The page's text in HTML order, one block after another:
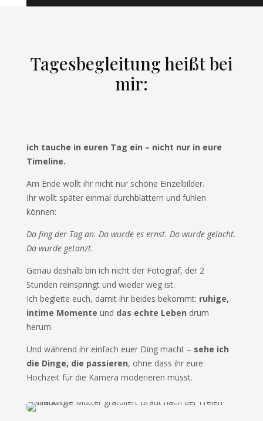
Tagesbegleitung heißt bei
mir:
ich tauche in euren Tag ein – nicht nur in eure
Timeline.
Am Ende wollt ihr nicht nur schöne Einzelbilder.
Ihr wollt später einmal durchblättern und fühlen
können:
Da fing der Tag an. Da wurde es ernst. Da wurde gelacht.
Da wurde getanzt.
Genau deshalb bin ich nicht der Fotograf, der 2
Stunden reinspringt und wieder weg ist.
Ich begleite euch, damit ihr beides bekommt: ruhige,
intime Momente und das echte Leben drum
herum.
Und während ihr einfach euer Ding macht – sehe ich
die Dinge, die passieren, ohne dass ihr eure
Hochzeit für die Kamera moderieren müsst.